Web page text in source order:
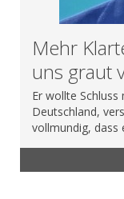
Mehr
uns graut
Er wollte
Deutschland,
vollmundig, dass